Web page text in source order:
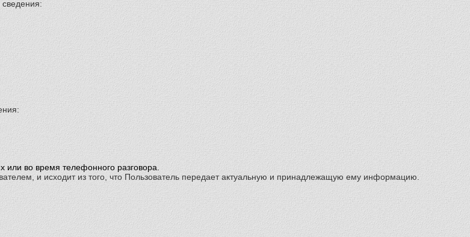
во время телефонного разговора.
и исходит из того, что Пользователь передает актуальную и принадлежащую ему информацию.